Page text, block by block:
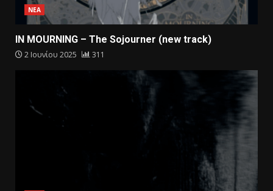
ΝΕΑ
IN MOURNING – The Sojourner (new track)
2 Ιουνίου 2025 311